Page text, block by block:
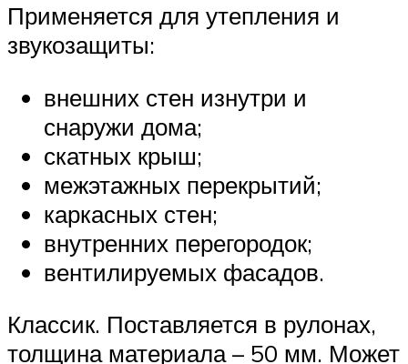
Применяется для утепления и
звукозащиты:
внешних стен изнутри и
снаружи дома;
скатных крыш;
межэтажных перекрытий;
каркасных стен;
внутренних перегородок;
вентилируемых фасадов.
Классик. Поставляется в рулонах,
толщина материала – 50 мм. Может